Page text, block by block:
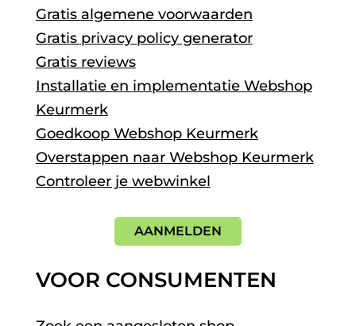
Gratis algemene voorwaarden
Gratis privacy policy generator
Gratis reviews
Installatie en implementatie Webshop
Keurmerk
Goedkoop Webshop Keurmerk
Overstappen naar Webshop Keurmerk
Controleer je webwinkel
AANMELDEN
VOOR CONSUMENTEN